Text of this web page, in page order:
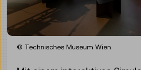
© Technisches Museum Wien